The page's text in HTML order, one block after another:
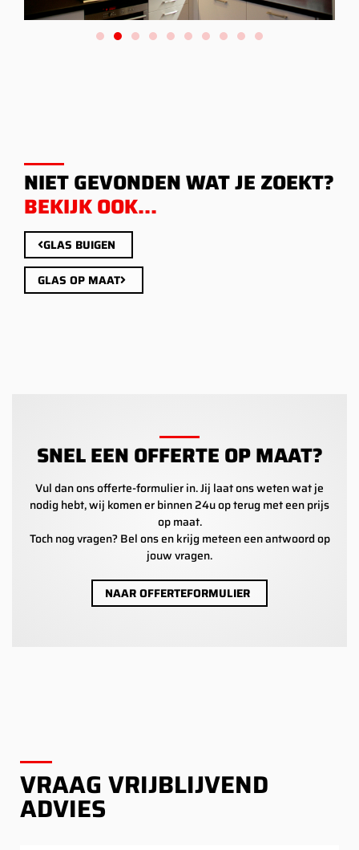
NIET GEVONDEN WAT JE ZOEKT?
BEKIJK OOK...
GLAS BUIGEN
GLAS OP MAAT
SNEL EEN OFFERTE OP MAAT?
Vul dan ons offerte-formulier in. Jij laat ons weten wat je
nodig hebt, wij komen er binnen 24u op terug met een prijs
op maat.
Toch nog vragen? Bel ons en krijg meteen een antwoord op
jouw vragen.
NAAR OFFERTEFORMULIER
VRAAG VRIJBLIJVEND
ADVIES